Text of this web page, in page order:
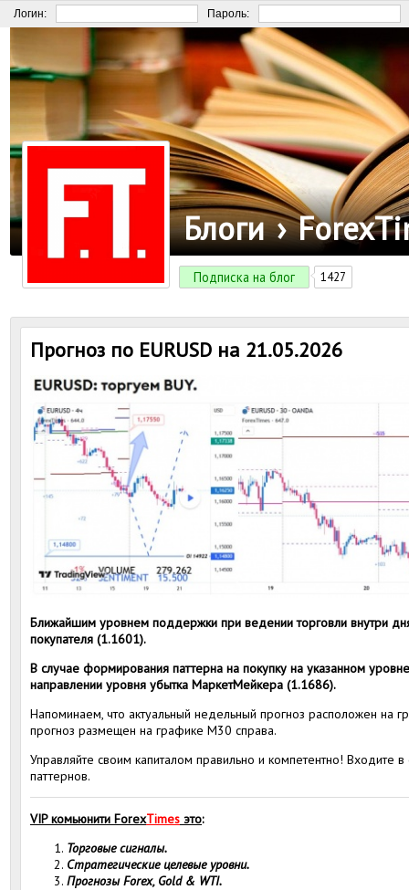
Логин: Пароль:
Блоги ›
Подписка на блог 1427
Прогноз по EURUSD на 21.05.2026
Ближайшим уровнем поддержки при ведении торговли внутри
покупателя (1.1601).
В случае формирования паттерна на покупку на указанном
направлении уровня убытка МаркетМейкера (1.1686).
Напоминаем, что актуальный недельный прогноз расположен на
прогноз размещен на графике M30 справа.
Управляйте своим капиталом правильно и компетентно! Входите
паттернов.
VIP комьюнити ForexTimes это:
Торговые сигналы.
Стратегические целевые уровни.
Прогнозы Forex, Gold & WTI.